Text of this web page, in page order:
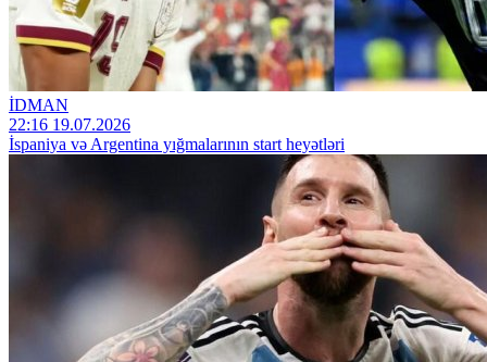
İDMAN
22:16 19.07.2026
İspaniya və Argentina yığmalarının start heyətləri